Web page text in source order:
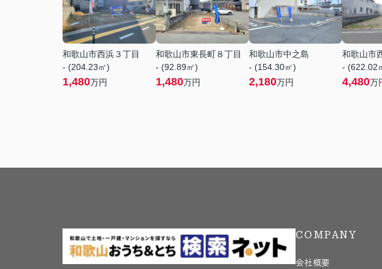
和歌山市西浜３丁目
- (204.23㎡)
1,480万円
和歌山市東長町８丁目
- (92.89㎡)
1,480万円
和歌山市中之島
- (154.30㎡)
2,180万円
和歌山市
- (622.02
4,480万
COMPANY
会社概要